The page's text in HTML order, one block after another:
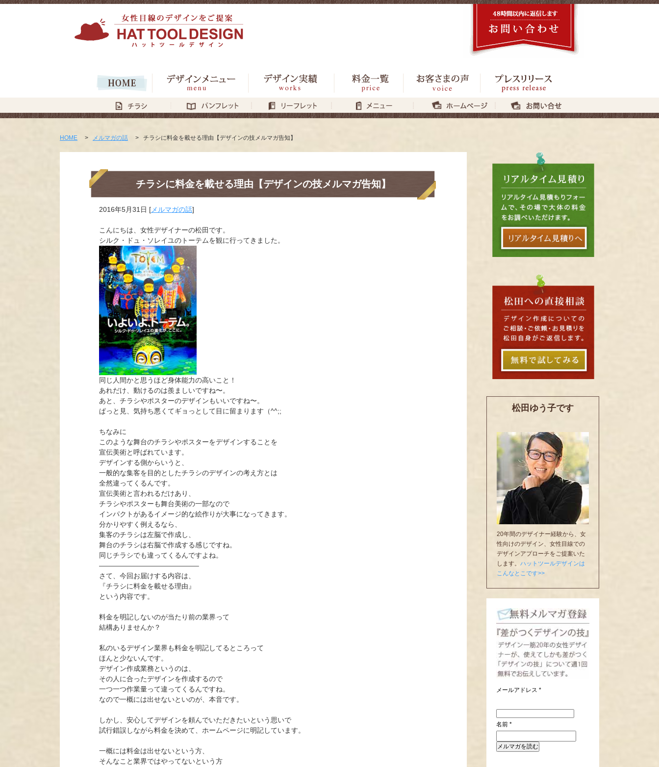
HOME > メルマガの話 > チラシに料金を載せる理由【デザインの技メルマガ告知】
チラシに料金を載せる理由【デザインの技メルマガ告知】
2016年5月31日 [ メルマガの話]
こんにちは、女性デザイナーの松田です。
シルク・ドュ・ソレイユのトーテムを観に行ってきました。
同じ人間かと思うほど身体能力の高いこと！
あれだけ、動けるのは羨ましいですね〜。
あと、チラシやポスターのデザインもいいですね〜。
ぱっと見、気持ち悪くてギョっとして目に留まります（^^;;
ちなみに
このような舞台のチラシやポスターをデザインすることを
宣伝美術と呼ばれています。
デザインする側からいうと、
一般的な集客を目的としたチラシのデザインの考え方とは
全然違ってくるんです。
宣伝美術と言われるだけあり、
チラシやポスターも舞台美術の一部なので
インパクトがあるイメージ的な絵作りが大事になってきます。
分かりやすく例えるなら、
集客のチラシは左脳で作成し、
舞台のチラシは右脳で作成する感じですね。
同じチラシでも違ってくるんですよね。
——————————————–
さて、今回お届けする内容は、
『チラシに料金を載せる理由』
という内容です。
料金を明記しないのが当たり前の業界って
結構ありませんか？
私のいるデザイン業界も料金を明記してるところって
ほんと少ないんです。
デザイン作成業務というのは、
その人に合ったデザインを作成するので
一つ一つ作業量って違ってくるんですね。
なので一概には出せないといのが、本音です。
しかし、安心してデザインを頼んでいただきたいという思いで
試行錯誤しながら料金を決めて、ホームページに明記しています。
一概には料金は出せないという方、
そんなこと業界ではやってないという方
松田ゆう子です
20年間のデザイナー経験から、女
性向けのデザイン、女性目線での
デザインアプローチをご提案いた
します。 ハットツールデザインは
こんなとこです>>
メールアドレス *
名前 *